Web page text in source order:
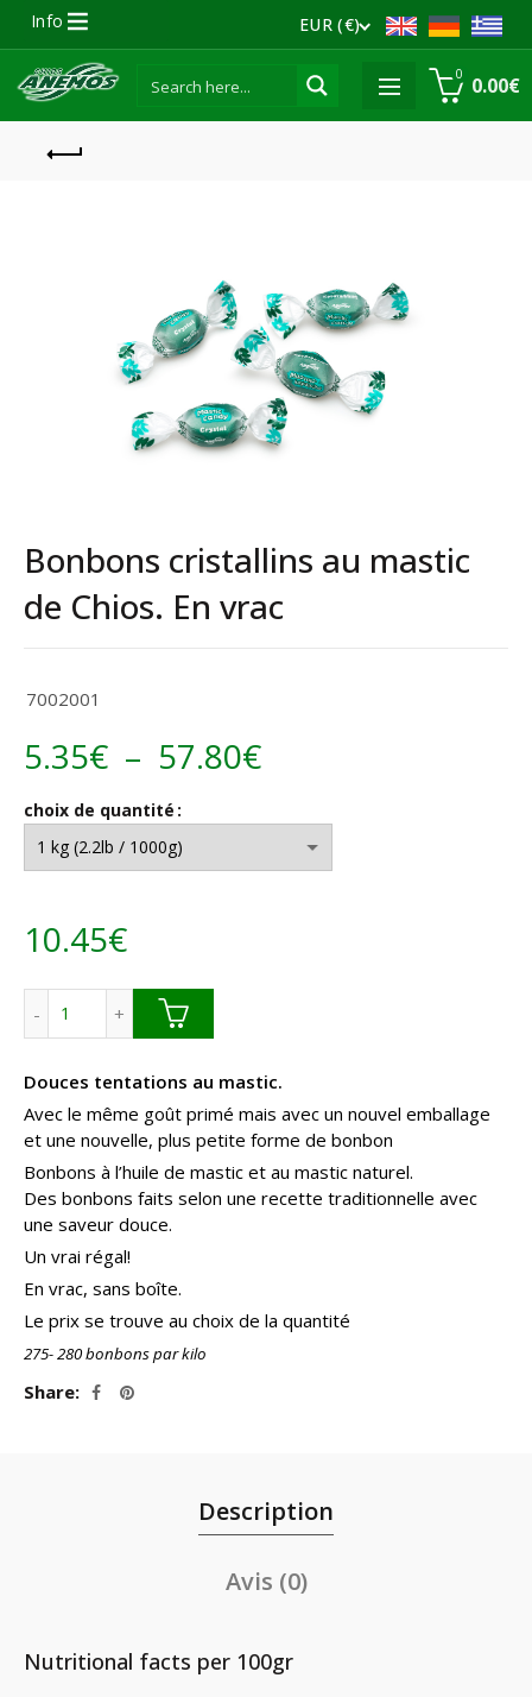
EUR (€)
Info
0 0.00€
Bonbons cristallins au mastic
de Chios. En vrac
7002001
5.35€ – 57.80€Plage
prix :
choix de quantité
10.45€
quantité de Bonbons cristallins au mastic de Chios. En vrac
Douces tentations au mastic.
Avec le même goût primé mais avec un nouvel emballage
et une nouvelle, plus petite forme de bonbon
Bonbons à l’huile de mastic et au mastic naturel.
Des bonbons faits selon une recette traditionnelle avec
une saveur douce.
Un vrai régal!
En vrac, sans boîte.
Le prix se trouve au choix de la quantité
275- 280 bonbons par kilo
Share
Description
Avis (0)
Nutritional facts per 100gr